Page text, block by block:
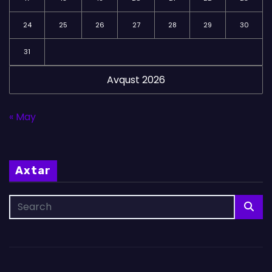
Avqust 2026
24 25 26 27 28 29 30
31
« May
Axtar